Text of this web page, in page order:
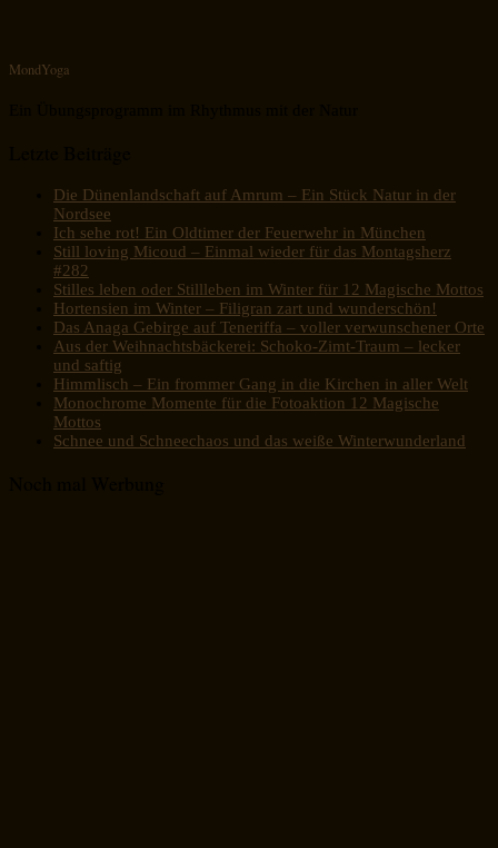
MondYoga
Die Dünenlandschaft auf Amrum – Ein Stück Natur in der
Nordsee
Ich sehe rot! Ein Oldtimer der Feuerwehr in München
Still loving Micoud – Einmal wieder für das Montagsherz
#282
Stilles leben oder Stillleben im Winter für 12 Magische Mottos
Hortensien im Winter – Filigran zart und wunderschön!
Das Anaga Gebirge auf Teneriffa – voller verwunschener Orte
Aus der Weihnachtsbäckerei: Schoko-Zimt-Traum – lecker
und saftig
Himmlisch – Ein frommer Gang in die Kirchen in aller Welt
Monochrome Momente für die Fotoaktion 12 Magische
Mottos
Schnee und Schneechaos und das weiße Winterwunderland